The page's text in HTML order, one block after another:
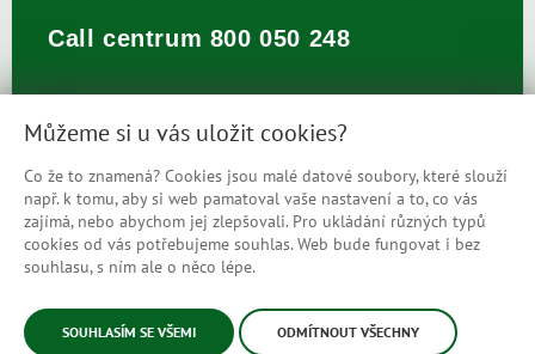
Call centrum 800 050 248
Prohlášení o přístupnosti
Mapa stránek
© Česká správa sociálního zabezpečení
Můžeme si u vás uložit cookies?
Co že to znamená? Cookies jsou malé datové soubory, které slouží
např. k tomu, aby si web pamatoval vaše nastavení a to, co vás
zajímá, nebo abychom jej zlepšovali. Pro ukládání různých typů
cookies od vás potřebujeme souhlas. Web bude fungovat i bez
souhlasu, s ním ale o něco lépe.
SOUHLASÍM SE VŠEMI ODMÍTNOUT VŠECHNY